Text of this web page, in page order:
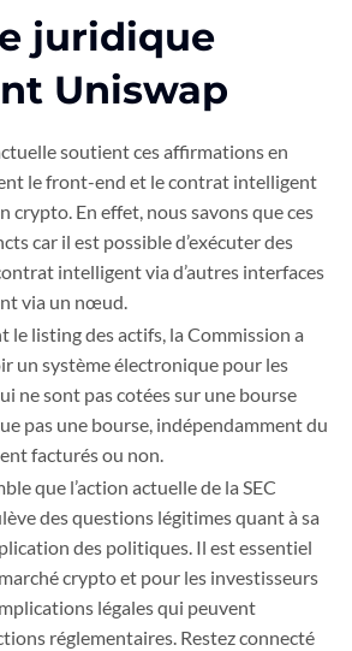
juridique
Uniswap
soutient ces affirmations en
le front-end et le contrat intelligent
crypto. En effet, nous savons que ces
car il est possible d’exécuter des
intelligent via d’autres interfaces
via un nœud.
le listing des actifs, la Commission a
un système électronique pour les
ne sont pas cotées sur une bourse
pas une bourse, indépendamment du
facturés ou non.
que l’action actuelle de la SEC
des questions légitimes quant à sa
des politiques. Il est essentiel
crypto et pour les investisseurs
légales qui peuvent
réglementaires. Restez connecté